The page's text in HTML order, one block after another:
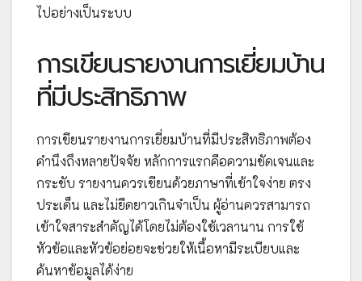
ไปอย่างเป็นระบบ
การเขียนรายงานการเยี่ยมบ้าน
ที่มีประสิทธิภาพ
การเขียนรายงานการเยี่ยมบ้านที่มีประสิทธิภาพต้อง
คำนึงถึงหลายปัจจัย หลักการแรกคือความชัดเจนและ
กระชับ รายงานควรเขียนด้วยภาษาที่เข้าใจง่าย ตรง
ประเด็น และไม่ยืดยาวเกินจำเป็น ผู้อ่านควรสามารถ
เข้าใจสาระสำคัญได้โดยไม่ต้องใช้เวลานาน การใช้
หัวข้อและหัวข้อย่อยจะช่วยให้เนื้อหามีระเบียบและ
ค้นหาข้อมูลได้ง่าย